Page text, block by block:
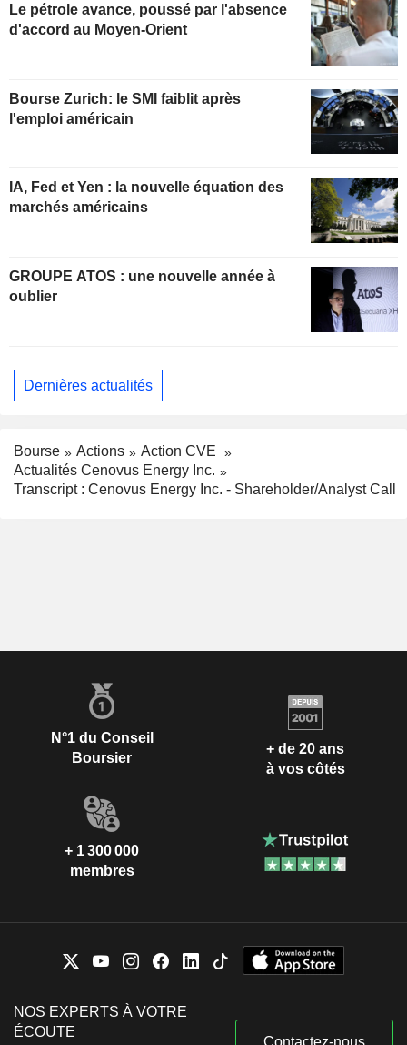
Le pétrole avance, poussé par l'absence
d'accord au Moyen-Orient
Bourse Zurich: le SMI faiblit après
l'emploi américain
IA, Fed et Yen : la nouvelle équation des
marchés américains
GROUPE ATOS : une nouvelle année à
oublier
Dernières actualités
Bourse Actions
Action CVE
Actualités Cenovus Energy Inc.
Transcript : Cenovus Energy Inc. - Shareholder/Analyst Call
N°1 du Conseil
Boursier
+ de 20 ans
à vos côtés
+ 1 300 000
membres
NOS EXPERTS À VOTRE
ÉCOUTE
Contactez-nous